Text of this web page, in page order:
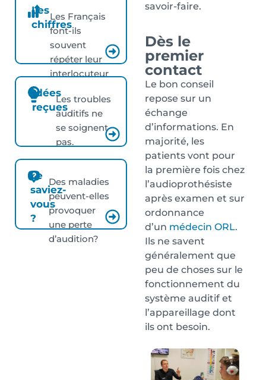
Les
chiffres
Les Français
font-ils
souvent
répéter leur
interlocuteur
?
Idées
reçues
Les troubles
auditifs ne
se soignent
pas.
Le
saviez-
vous
?
Des maladies
peuvent-elles
provoquer
une perte
d’audition?
savoir-faire.
Dès le
premier
contact
Le bon conseil
repose sur un
échange
d’informations. En
majorité, les
patients vont pour
la première fois chez
l’audioprothésiste
après examen et sur
ordonnance
d’un médecin ORL.
Ils ne savent
généralement que
peu de choses sur le
fonctionnement du
système auditif et
l’appareillage dont
ils ont besoin.